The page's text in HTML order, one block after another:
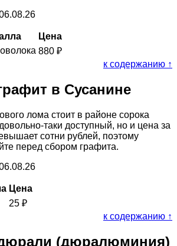
Цена
880 ₽
к содержанию ↑
в Сусанине
лома стоит в районе сорока
таки доступный, но и цена за
сотни рублей, поэтому
перед сбором графита.
Цена
25 ₽
к содержанию ↑
(дюралюминия)